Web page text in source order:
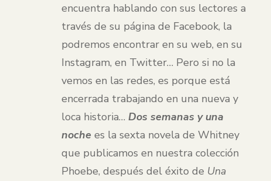
encuentra hablando con sus lectores a
través de su página de Facebook, la
podremos encontrar en su web, en su
Instagram, en Twitter… Pero si no la
vemos en las redes, es porque está
encerrada trabajando en una nueva y
loca historia… Dos semanas y una
noche es la sexta novela de Whitney
que publicamos en nuestra colección
Phoebe, después del éxito de Una